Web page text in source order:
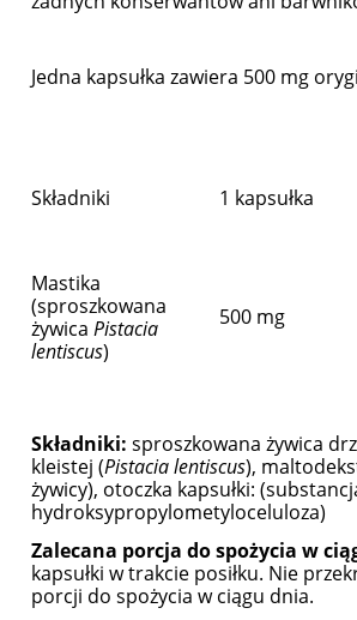
Jedna kapsułka zawiera 500 mg
Składniki 1 kapsułka
Mastika
(sproszkowana
żywica Pistacia
lentiscus)
500 mg
Składniki: sproszkowana żywica
kleistej (Pistacia lentiscus),
żywicy), otoczka kapsułki:
hydroksypropylometyloceluloza)
Zalecana porcja do spożycia w
kapsułki w trakcie posiłku. Nie
porcji do spożycia w ciągu dnia.